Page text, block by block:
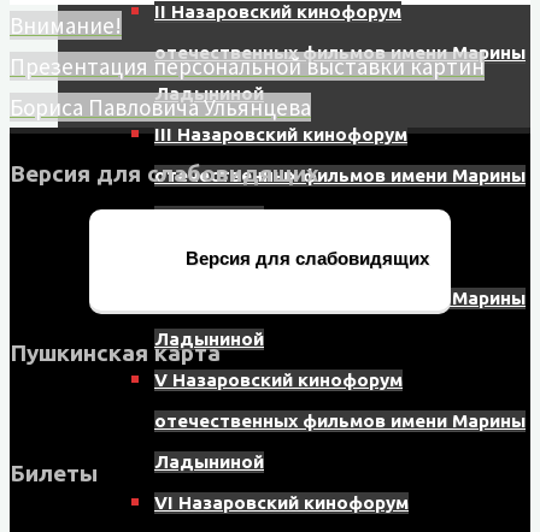
II Назаровский кинофорум
отечественных фильмов имени Марины
Ладыниной
III Назаровский кинофорум
отечественных фильмов имени Марины
Ладыниной
IV Назаровский кинофорум
отечественных фильмов имени Марины
Ладыниной
V Назаровский кинофорум
отечественных фильмов имени Марины
Ладыниной
VI Назаровский кинофорум
Внимание!
Презентация персональной выставки картин
Бориса Павловича Ульянцева
Версия для слабовидящих
Версия для слабовидящих
Пушкинская карта
Билеты